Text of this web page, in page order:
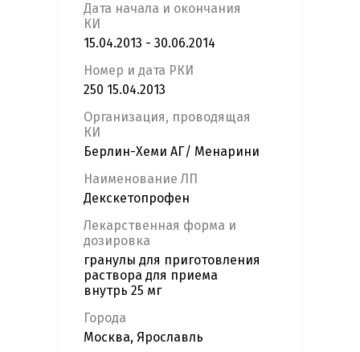
Дата начала и окончания
КИ
15.04.2013 - 30.06.2014
Номер и дата РКИ
250 15.04.2013
Организация, проводящая
КИ
Берлин-Хеми АГ/ Менарини
Наименование ЛП
Декскетопрофен
Лекарственная форма и
дозировка
гранулы для приготовления
раствора для приема
внутрь 25 мг
Города
Москва, Ярославль